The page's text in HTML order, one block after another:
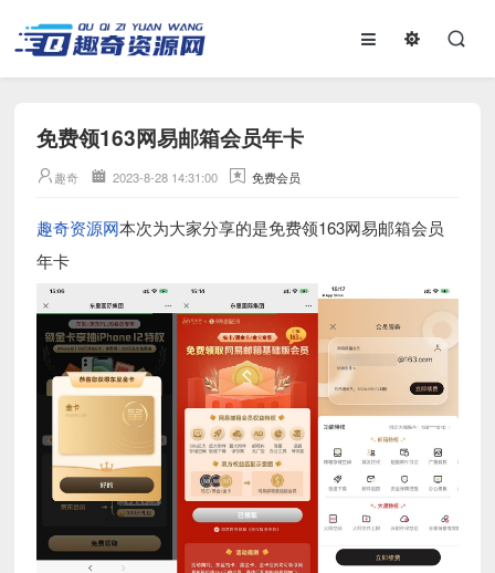
免费领163网易邮箱会员年卡
趣奇 2023-8-28 14:31:00 免费会员
趣奇资源网本次为大家分享的是免费领163网易邮箱会员
年卡